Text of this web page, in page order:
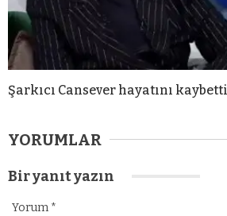
Şarkıcı Cansever hayatını kaybetti
YORUMLAR
Bir yanıt yazın
Yorum *